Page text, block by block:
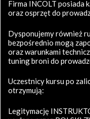
Firma INCOLT posiada
oraz osprzęt do
Dysponujemy również
bezpośrednio mogą
oraz warunkami
tuning broni do
Uczestnicy kursu po
otrzymują:
Legitymację